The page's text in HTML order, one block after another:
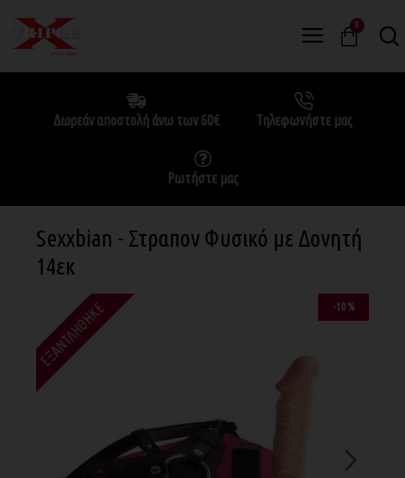
0
Δωρεάν αποστολή άνω των 60€ Τηλεφωνήστε μας
Ρωτήστε μας
Sexxbian - Στραπον Φυσικό με Δονητή
14εκ
-10 %
ΕΞΑΝΤΛΉΘΗΚΕ